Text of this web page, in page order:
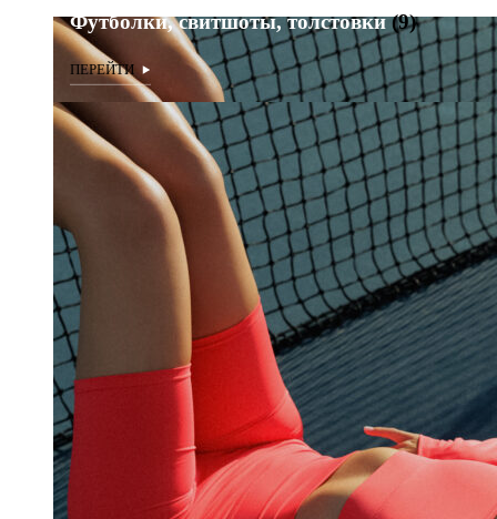
Футболки, свитшоты, толстовки(9)